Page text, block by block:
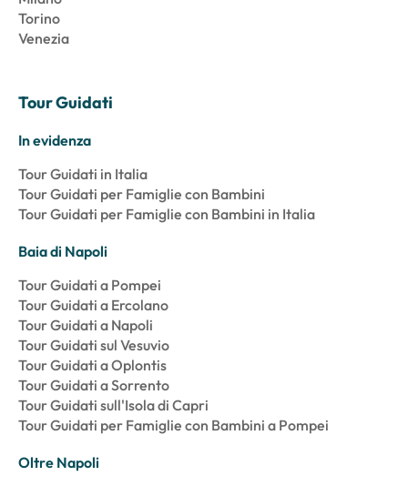
Torino
Venezia
Tour Guidati
In evidenza
Tour Guidati in Italia
Tour Guidati per Famiglie con Bambini
Tour Guidati per Famiglie con Bambini in Italia
Baia di Napoli
Tour Guidati a Pompei
Tour Guidati a Ercolano
Tour Guidati a Napoli
Tour Guidati sul Vesuvio
Tour Guidati a Oplontis
Tour Guidati a Sorrento
Tour Guidati sull'Isola di Capri
Tour Guidati per Famiglie con Bambini a Pompei
Oltre Napoli